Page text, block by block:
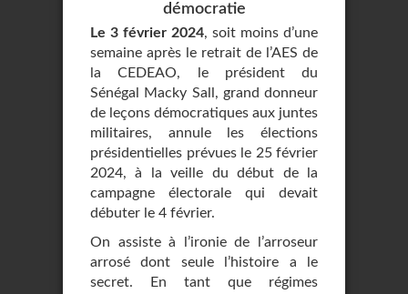
démocratie
Le 3 février 2024, soit moins d’une
semaine après le retrait de l’AES de
la CEDEAO, le président du
Sénégal Macky Sall, grand donneur
de leçons démocratiques aux juntes
militaires, annule les élections
présidentielles prévues le 25 février
2024, à la veille du début de la
campagne électorale qui devait
débuter le 4 février.
On assiste à l’ironie de l’arroseur
arrosé dont seule l’histoire a le
secret. En tant que régimes